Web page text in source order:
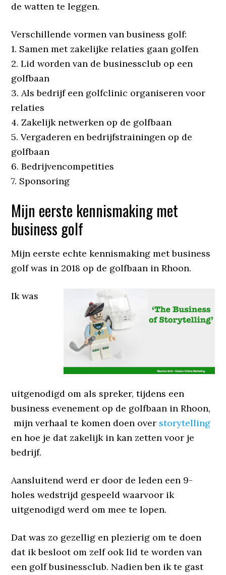
de watten te leggen.
Verschillende vormen van business golf:
1. Samen met zakelijke relaties gaan golfen
2. Lid worden van de businessclub op een
golfbaan
3. Als bedrijf een golfclinic organiseren voor
relaties
4. Zakelijk netwerken op de golfbaan
5. Vergaderen en bedrijfstrainingen op de
golfbaan
6. Bedrijvencompetities
7. Sponsoring
Mijn eerste kennismaking met
business golf
Mijn eerste echte kennismaking met business
golf was in 2018 op de golfbaan in Rhoon.
Ik was
uitgenodigd om als spreker, tijdens een
business evenement op de golfbaan in Rhoon,
mijn verhaal te komen doen over storytelling
en hoe je dat zakelijk in kan zetten voor je
bedrijf.
Aansluitend werd er door de leden een 9-
holes wedstrijd gespeeld waarvoor ik
uitgenodigd werd om mee te lopen.
Dat was zo gezellig en plezierig om te doen
dat ik besloot om zelf ook lid te worden van
een golf businessclub. Nadien ben ik te gast